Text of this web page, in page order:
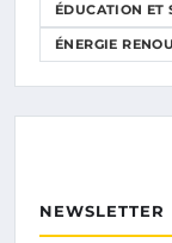
ÉDUCATION ET
ÉNERGIE
NEWSLETTER